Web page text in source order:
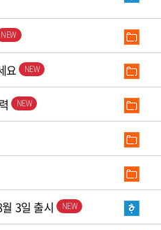
요
월 3일 출시